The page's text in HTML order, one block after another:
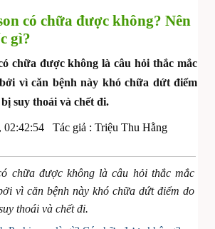
có chữa được không? Nên
gì?
chữa được không là câu hỏi thắc mắc
vì căn bệnh này khó chữa dứt điểm
suy thoái và chết đi.
02:42:54 Tác giả : Triệu Thu Hằng
chữa được không là câu hỏi thắc mắc
vì căn bệnh này khó chữa dứt điểm do
thoái và chết đi.